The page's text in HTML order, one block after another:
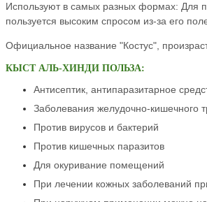
Используют в самых разных формах: Для
пользуется высоким спросом из-за его
Официальное название "Костус",
КЫСТ АЛЬ-ХИНДИ ПОЛЬЗА:
Антисептик, антипаразитарное
Заболевания желудочно-кишечного
Против вирусов и бактерий
Против кишечных паразитов
Для окуривание помещений
При лечении кожных заболеваний